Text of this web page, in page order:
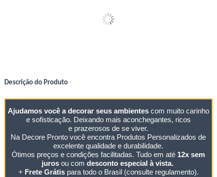
Descrição do Produto
Ajudamos você a decorar seus ambientescom muito carinho
e sofisticação. Deixando mais aconchegantes, ricos
e prazerosos de se viver.
Na Decore Pronto você encontra Produtos Personalizados de
excelente qualidade e durabilidade.
Ótimos preços e condições facilitadas. Tudo em até 12x sem
jurosou com desconto especial à vista.
+ Frete Grátispara todo o Brasil (consulte regulamento).